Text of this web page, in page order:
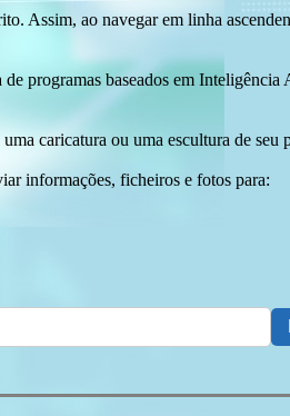
Assim, ao navegar em linha
programas baseados em
caricatura ou uma escultura de seu
informações, ficheiros e fotos para: